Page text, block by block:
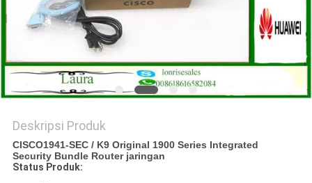
Deskripsi Produk
CISCO1941-SEC / K9 Original 1900 Series Integrated
Security Bundle Router jaringan
Status Produk: